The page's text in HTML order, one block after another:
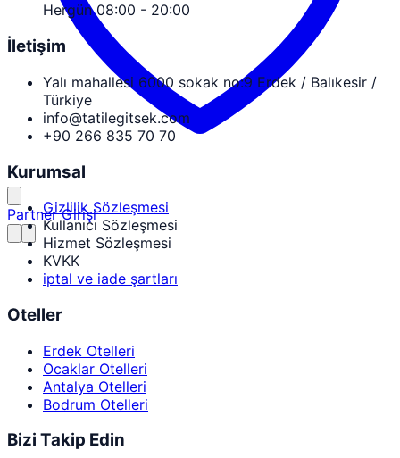
Partner Girişi
Hergün 08:00 - 20:00
İletişim
Yalı mahallesi 6000 sokak no:9 Erdek / Balıkesir /
Türkiye
info@tatilegitsek.com
+90 266 835 70 70
Kurumsal
Gizlilik Sözleşmesi
Kullanıcı Sözleşmesi
Hizmet Sözleşmesi
KVKK
iptal ve iade şartları
Oteller
Erdek Otelleri
Ocaklar Otelleri
Antalya Otelleri
Bodrum Otelleri
Bizi Takip Edin